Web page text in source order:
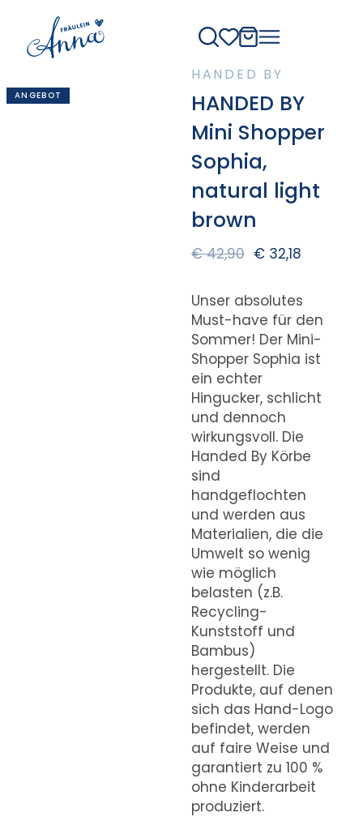
ANGEBOT
HANDED BY
HANDED BY
Mini Shopper
Sophia,
natural light
brown
€42,90 €32,18
Unser absolutes
Must-have für den
Sommer! Der Mini-
Shopper Sophia ist
ein echter
Hingucker, schlicht
und dennoch
wirkungsvoll. Die
Handed By Körbe
sind
handgeflochten
und werden aus
Materialien, die die
Umwelt so wenig
wie möglich
belasten (z.B.
Recycling-
Kunststoff und
Bambus)
hergestellt. Die
Produkte, auf denen
sich das Hand-Logo
befindet, werden
auf faire Weise und
garantiert zu 100 %
ohne Kinderarbeit
produziert.